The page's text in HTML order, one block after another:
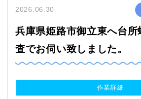
2026.06.30
兵庫県姫路市御立東へ台所
査でお伺い致しました。
作業詳細